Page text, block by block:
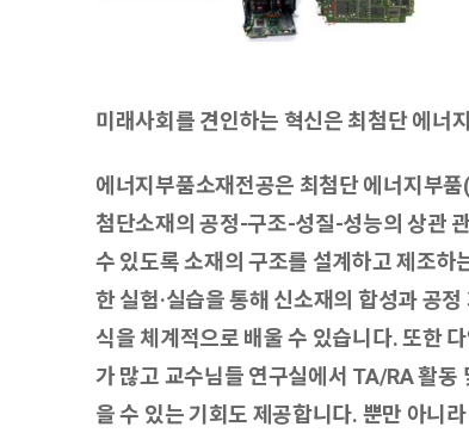
미래사회를 견인하는 혁신은 최첨단 에너
에너지부품소재전공은 최첨단 에너지부
첨단소재의 공정-구조-성질-성능의 상관
수 있도록 소재의 구조를 설계하고 제조하
한 실험·실습을 통해 신소재의 합성과 공
식을 체계적으로 배울 수 있습니다. 또한
가 많고 교수님들 연구실에서 TA/RA 활동
을 수 있는 기회도 제공합니다. 뿐만 아니